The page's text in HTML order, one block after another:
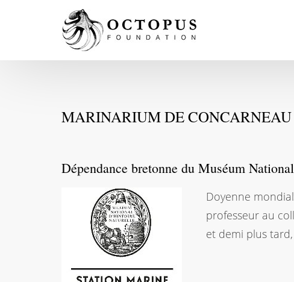
MARINARIUM DE CONCARNEAU
Dépendance bretonne du Muséum
Doyenne
professeur au
et demi plus tard,